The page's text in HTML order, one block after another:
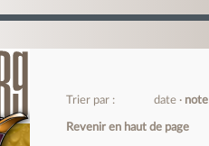
Trier par : date note
Revenir en haut de page